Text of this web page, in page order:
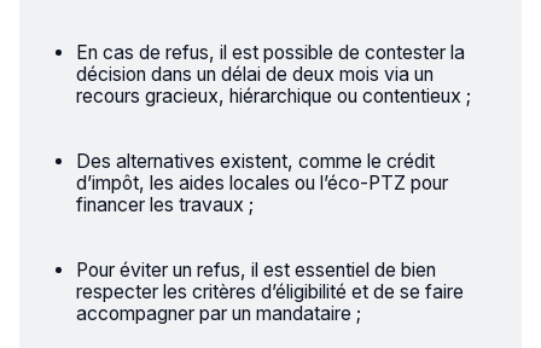
En cas de refus, il est possible de contester la
décision dans un délai de deux mois via un
recours gracieux, hiérarchique ou contentieux ;
Des alternatives existent, comme le crédit
d’impôt, les aides locales ou l’éco-PTZ pour
financer les travaux ;
Pour éviter un refus, il est essentiel de bien
respecter les critères d’éligibilité et de se faire
accompagner par un mandataire ;